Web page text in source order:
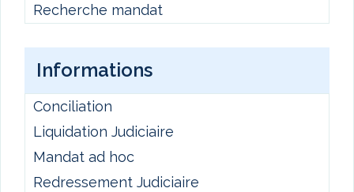
Recherche mandat
Informations
Conciliation
Liquidation Judiciaire
Mandat ad hoc
Redressement Judiciaire